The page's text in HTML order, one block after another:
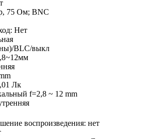
75 Ом; BNC
Нет
BLC/выкл
Лк
f=2,8 ~ 12 mm
воспроизведения: нет